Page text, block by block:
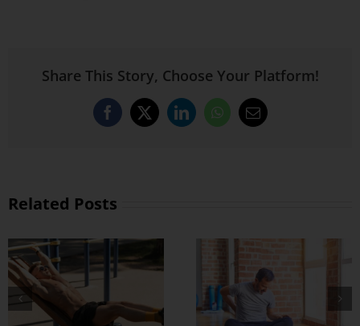
Share This Story, Choose Your Platform!
Facebook
X LinkedInWhatsApp
Email
Related Posts
အသက်ကြီးတဲ့အထိ
ဖလန်းဖလန်း ထဖို့
သမင်လား ကျား
လား အဖြေပေါ်မ
ချဲလ်ဆီးနဲ့ လီဗာပူး